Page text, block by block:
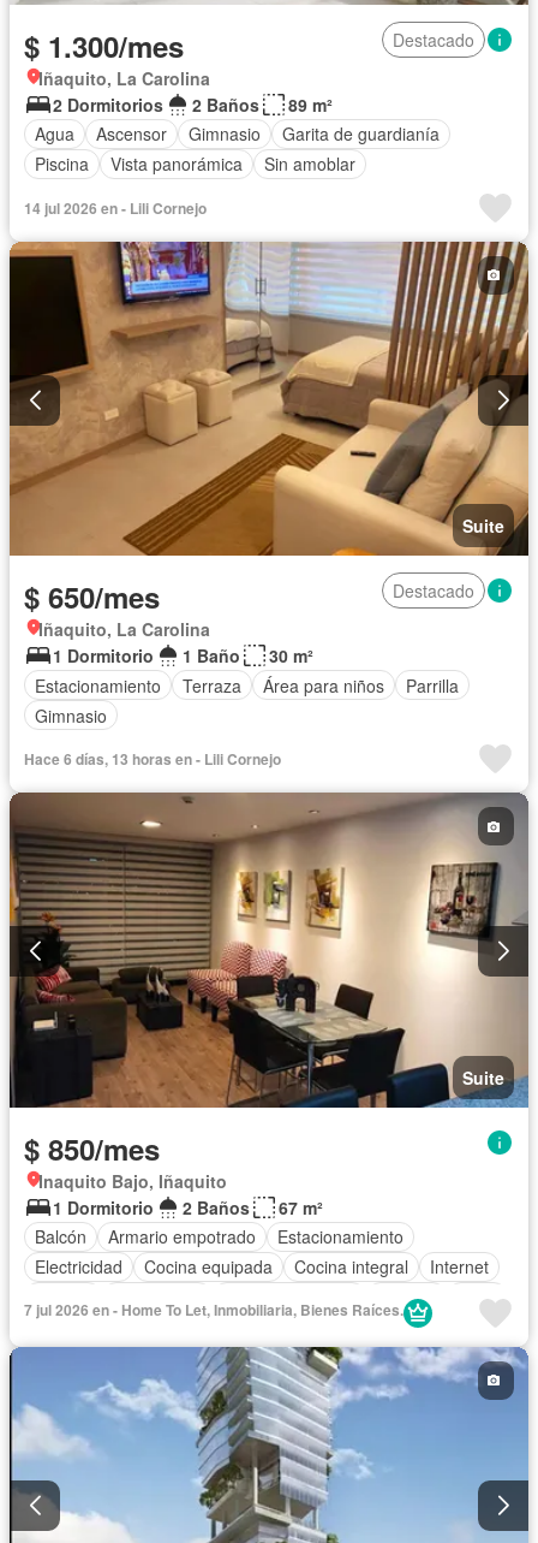
$ 1.300/mes
Destacado
Iñaquito, La Carolina
2 Dormitorios
2 Baños
89 m²
Agua
Ascensor Gimnasio
Garita de guardianía
Piscina
Vista panorámica Sin amoblar
14 jul 2026 en - Lili Cornejo
Suite
$ 650/mes
Destacado
Iñaquito, La Carolina
1 Dormitorio
1 Baño
30 m²
Estacionamiento
Terraza Área para niños
Parrilla
Gimnasio
Hace 6 días, 13 horas en - Lili Cornejo
Suite
$ 850/mes
Inaquito Bajo, Iñaquito
1 Dormitorio
2 Baños
67 m²
Balcón
Armario empotrado
Estacionamiento
Electricidad
Cocina equipada Cocina integral
Internet
Terraza
Agua
Patio
Garita de guardianía
Sauna Ascensor
Jardín
Gimnasio
Acceso para personas con discapacidad
Piscina
Completamente amoblado
7 jul 2026 en - Home To Let, Inmobiliaria, Bienes Raíces.